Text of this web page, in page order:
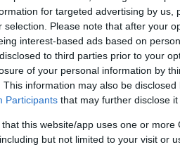
for targeted advertising by us,
selection. Please note that after your
interest-based ads based on
to third parties prior to your
of your personal information by
This information may also be
Participants that may further disclose
that this website/app uses one or
but not limited to your visit or
η κατάσταση
ανησυχίας για τη δημόσια